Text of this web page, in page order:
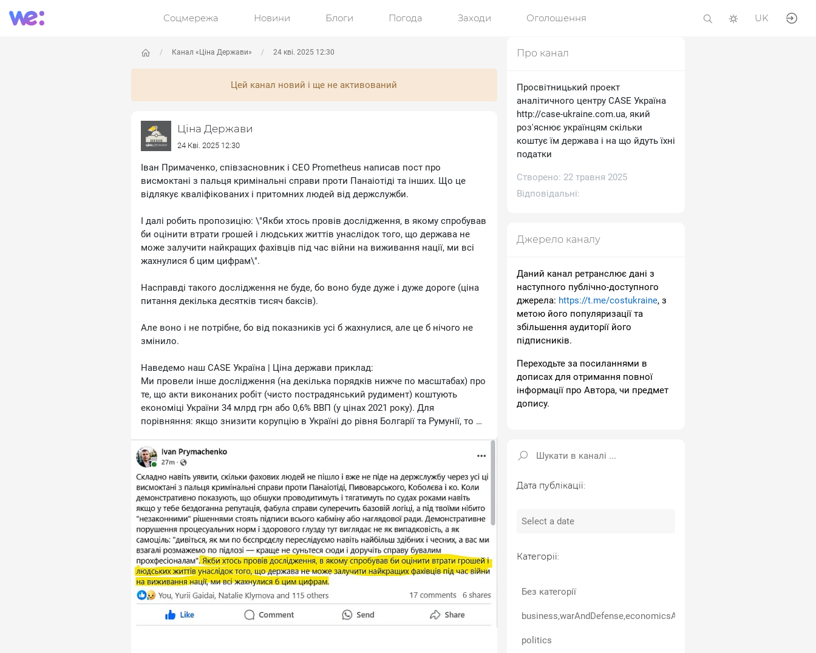
Соцмережа Новини Блоги Погода Заходи Оголошення UK
Канал «Ціна Держави» 24 кві. 2025 12:30
Цей канал новий і ще не активований
Ціна Держави
24 Кві. 2025 12:30
Іван Примаченко, співзасновник і СЕО Prometheus написав пост про
висмоктані з пальця кримінальні справи проти Панаіотіді та інших. Що це
відлякує кваліфікованих і притомних людей від держслужби.
І далі робить пропозицію: \"Якби хтось провів дослідження, в якому спробував
би оцінити втрати грошей і людських життів унаслідок того, що держава не
може залучити найкращих фахівців під час війни на виживання нації, ми всі
жахнулися б цим цифрам\".
Насправді такого дослідження не буде, бо воно буде дуже і дуже дороге (ціна
питання декілька десятків тисяч баксів).
Але воно і не потрібне, бо від показників усі б жахнулися, але це б нічого не
змінило.
Наведемо наш CASE Україна | Ціна держави приклад:
Ми провели інше дослідження (на декілька порядків нижче по масштабах) про
те, що акти виконаних робіт (чисто пострадянський рудимент) коштують
економіці України 34 млрд грн або 0,6% ВВП (у цінах 2021 року). Для
порівняння: якщо знизити корупцію в Україні до рівня Болгарії та Румунії, то це
І що усі жахнулися? побігли скасовувати? ні. Ми і законопроект написали, і
подали депутатам.
Нам сказали: \"йдіть в Мінфін, якщо вони погодять, то будемо працювати\".
Мінфін з податковою послали нас на три літери, мовляв, все добре працює
\"як в ЄС\" (брехня, у цивілізованому світі немає актів). І все... законопроект
пилиться у застінках комітету Гетманцева. Економіка (бізнес, працівники
тощо) продовжує втрачати гроші.
Так що до одного місця всі ці дослідження, бо вони не впливають на публічне
управління. І робота, і взагалі наявність таких як ми немає жодного сенсу з
таким підходом до державного управління та прийняття рішень.
Про канал
Просвітницький проект
аналітичного центру CASE Україна
http://case-ukraine.com.ua, який
роз'яснює українцям скільки
коштує їм держава і на що йдуть їхні
податки
Створено: 22 травня 2025
Відповідальні:
Джерело каналу
Даний канал ретранслює дані з
наступного публічно-доступного
джерела: https://t.me/costukraine, з
метою його популяризації та
збільшення аудиторії його
підписників.
Переходьте за посиланнями в
дописах для отримання повної
інформації про Автора, чи предмет
допису.
Дата публікації:
Категорії:
Без категорії
politics